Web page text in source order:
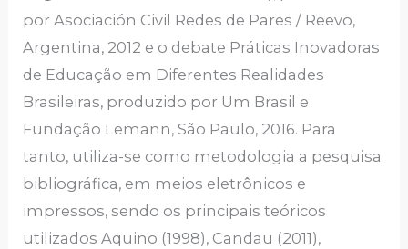
por Asociación Civil Redes de Pares / Reevo,
Argentina, 2012 e o debate Práticas Inovadoras
de Educação em Diferentes Realidades
Brasileiras, produzido por Um Brasil e
Fundação Lemann, São Paulo, 2016. Para
tanto, utiliza-se como metodologia a pesquisa
bibliográfica, em meios eletrônicos e
impressos, sendo os principais teóricos
utilizados Aquino (1998), Candau (2011),